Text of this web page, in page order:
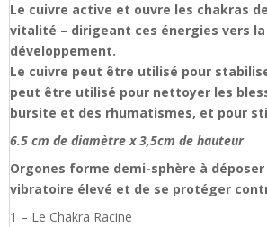
Le cuivre active et ouvre les chakras
vitalité – dirigeant ces énergies vers
développement.
Le cuivre peut être utilisé pour
peut être utilisé pour nettoyer les
bursite et des rhumatismes, et pour
6.5 cm de diamètre x 3,5cm de hauteur
Orgones forme demi-sphère à
vibratoire élevé et de se protéger
1 – Le Chakra Racine